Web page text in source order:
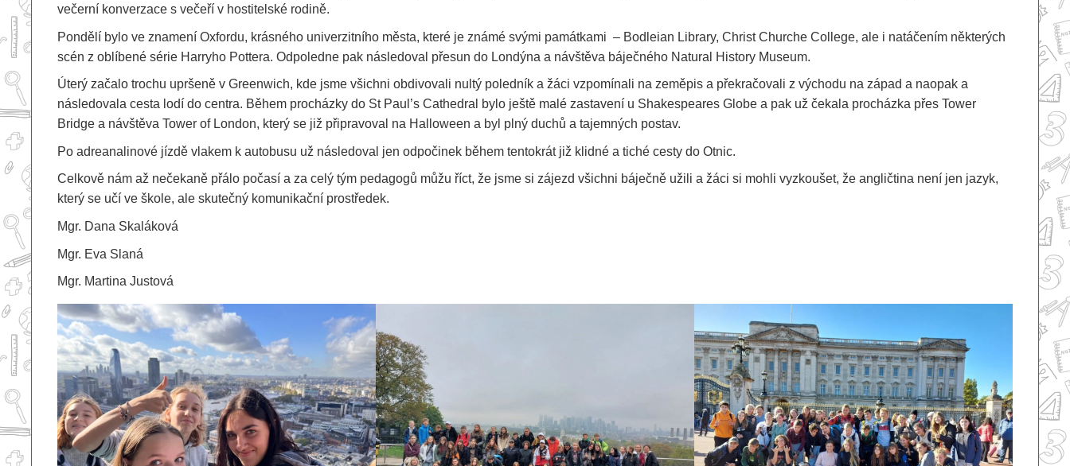
večerní konverzace s večeří v hostitelské rodině.
Pondělí bylo ve znamení Oxfordu, krásného univerzitního města, které je známé svými památkami – Bodleian Library, Christ Churche College, ale i natáčením některých
scén z oblíbené série Harryho Pottera. Odpoledne pak následoval přesun do Londýna a návštěva báječného Natural History Museum.
Úterý začalo trochu upršeně v Greenwich, kde jsme všichni obdivovali nultý poledník a žáci vzpomínali na zeměpis a překračovali z východu na západ a naopak a
následovala cesta lodí do centra. Během procházky do St Paul’s Cathedral bylo ještě malé zastavení u Shakespeares Globe a pak už čekala procházka přes Tower
Bridge a návštěva Tower of London, který se již připravoval na Halloween a byl plný duchů a tajemných postav.
Po adreanalinové jízdě vlakem k autobusu už následoval jen odpočinek během tentokrát již klidné a tiché cesty do Otnic.
Celkově nám až nečekaně přálo počasí a za celý tým pedagogů můžu říct, že jsme si zájezd všichni báječně užili a žáci si mohli vyzkoušet, že angličtina není jen jazyk,
který se učí ve škole, ale skutečný komunikační prostředek.
Mgr. Dana Skaláková
Mgr. Eva Slaná
Mgr. Martina Justová